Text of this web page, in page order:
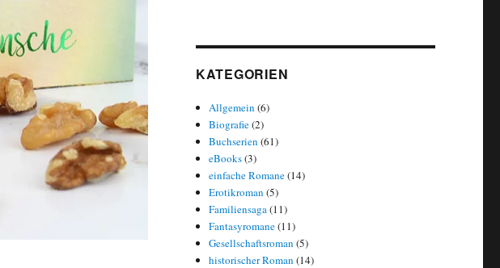
KATEGORIEN
Allgemein (6)
Biografie(2)
Buchserien (61)
eBooks(3)
einfache Romane(14)
Erotikroman (5)
Familiensaga(11)
Fantasyromane(11)
Gesellschaftsroman (5)
historischer Roman (14)